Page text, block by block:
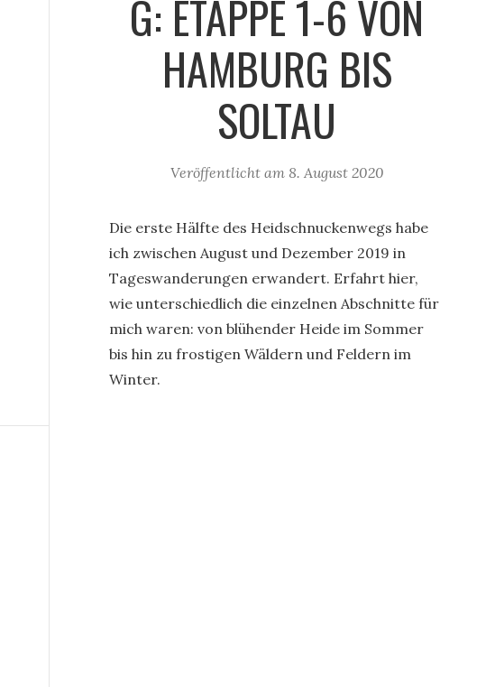
G: ETAPPE 1-6 VON
HAMBURG BIS
SOLTAU
Veröffentlicht am 8. August 2020
Die erste Hälfte des Heidschnuckenwegs habe
ich zwischen August und Dezember 2019 in
Tageswanderungen erwandert. Erfahrt hier,
wie unterschiedlich die einzelnen Abschnitte für
mich waren: von blühender Heide im Sommer
bis hin zu frostigen Wäldern und Feldern im
Winter.